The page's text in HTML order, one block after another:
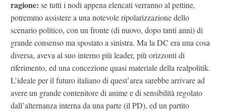
ragione: se tutti i nodi appena elencati verranno al pettine,
potremmo assistere a una notevole ripolarizzazione dello
scenario politico, con un fronte (di nuovo, dopo tanti anni) di
grande consenso ma spostato a sinistra. Ma la DC era una cosa
diversa, aveva al suo interno più leader, più orizzonti di
riferimento, ed una concezione quasi materiale della realpolitik.
L’ideale per il futuro italiano di quest’area sarebbe arrivare ad
avere un grande contenitore di anime e di sensibilità regolato
dall’alternanza interna da una parte (il PD), ed un partito